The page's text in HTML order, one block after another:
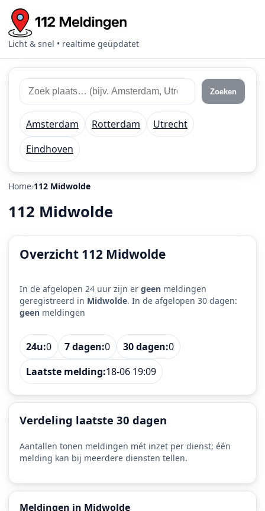
Licht & snel • realtime geüpdatet
Zoek
112
meldingen
Zoek
plaats
of
regio
Zoeken
Amsterdam Rotterdam
Utrecht
Eindhoven
Home 112 Midwolde
112 Midwolde
Overzicht 112 Midwolde
In de afgelopen 24 uur zijn er geen meldingen
geregistreerd in Midwolde. In de afgelopen 30 dagen:
geen meldingen
24u:0 7 dagen:0 30 dagen:0
Laatste melding:18-06 19:09
Verdeling laatste 30 dagen
Aantallen tonen meldingen mét inzet per dienst; één
melding kan bij meerdere diensten tellen.
Meldingen in Midwolde